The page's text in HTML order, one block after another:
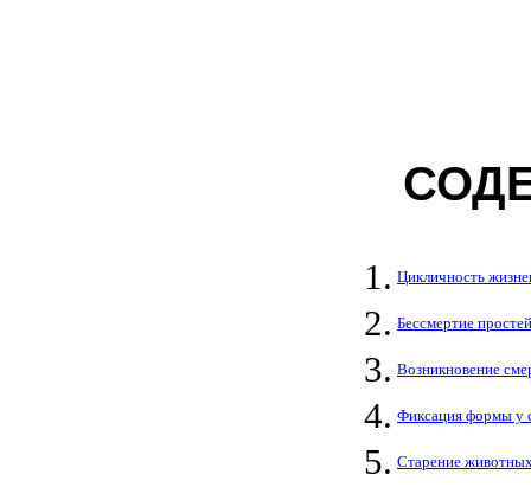
1. Цикличность
2. Бессмертие
3. Возникновение
4. Фиксация формы у
5. Старение